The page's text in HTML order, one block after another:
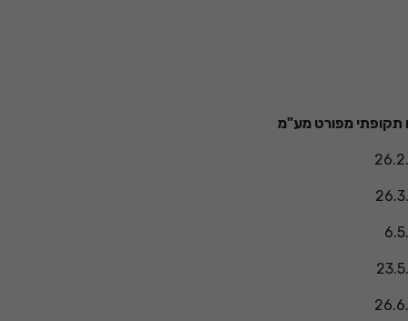
תקופתי מפורט מע"מ